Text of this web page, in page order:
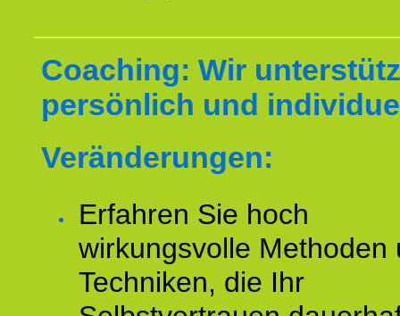
Coaching: Wir
persönlich und
Veränderungen:
Erfahren Sie hoch
wirkungsvolle Methoden
Techniken, die Ihr